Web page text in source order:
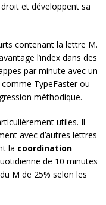
et développent sa
contenant la lettre M.
l’index dans des
par minute avec un
comme TypeFaster ou
méthodique.
utiles. Il
avec d’autres lettres
la coordination
de 10 minutes
M de 25% selon les